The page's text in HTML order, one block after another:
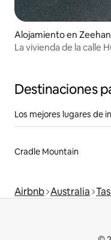
Alojamiento en Zeehan
La vivienda de la calle
Destinaciones
Los mejores lugares de
Cradle Mountain
Airbnb Australia